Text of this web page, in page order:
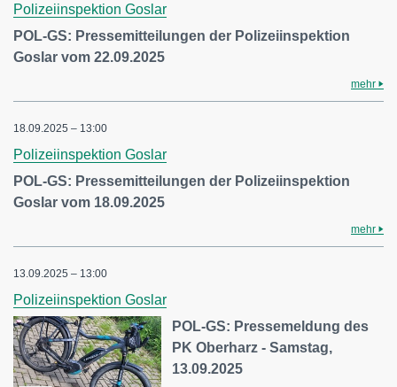
Polizeiinspektion Goslar
POL-GS: Pressemitteilungen der Polizeiinspektion
Goslar vom 22.09.2025
mehr
18.09.2025 – 13:00
Polizeiinspektion Goslar
POL-GS: Pressemitteilungen der Polizeiinspektion
Goslar vom 18.09.2025
mehr
13.09.2025 – 13:00
Polizeiinspektion Goslar
POL-GS: Pressemeldung des
PK Oberharz - Samstag,
13.09.2025